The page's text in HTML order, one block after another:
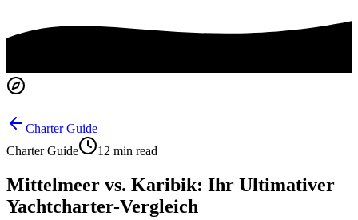
Charter Guide
Charter Guide
12 min read
Mittelmeer vs. Karibik: Ihr Ultimativer
Yachtcharter-Vergleich